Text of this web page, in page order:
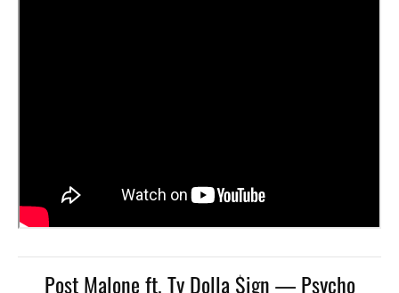
Post Malone ft. Ty Dolla $ign — Psycho